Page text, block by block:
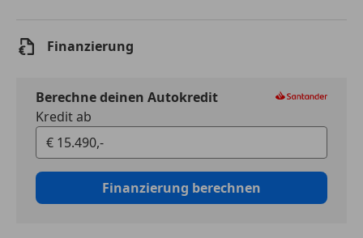
Finanzierung
Berechne deinen Autokredit
Kredit ab
Finanzierung berechnen